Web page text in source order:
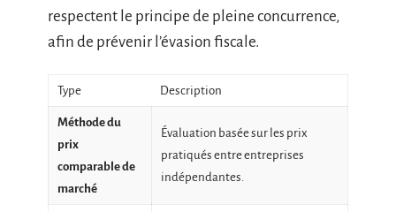
respectent le principe de pleine concurrence,
afin de prévenir l’évasion fiscale.
Type Description
Méthode du
prix
comparable de
marché
Évaluation basée sur les prix
pratiqués entre entreprises
indépendantes.